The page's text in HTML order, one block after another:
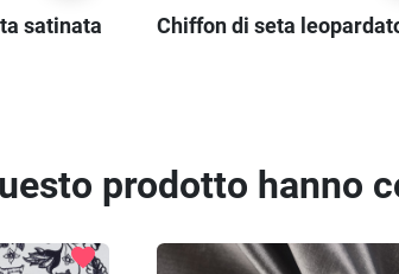
satinata Chiffon di seta
prodotto hanno
favorite